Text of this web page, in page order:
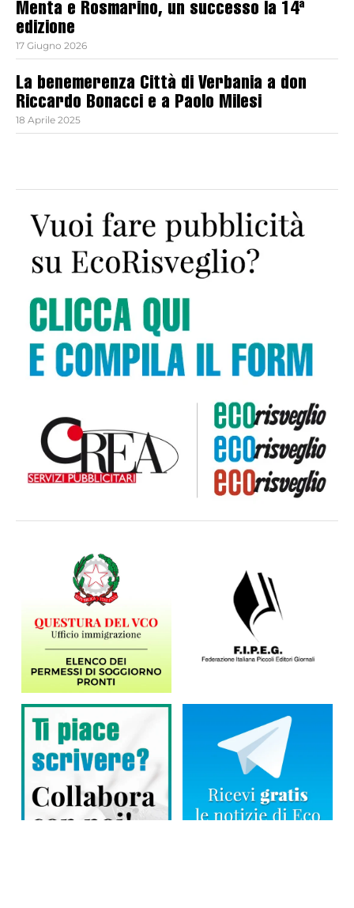
Menta e Rosmarino, un successo la 14ª
edizione
17 Giugno 2026
La benemerenza Città di Verbania a don
Riccardo Bonacci e a Paolo Milesi
18 Aprile 2025